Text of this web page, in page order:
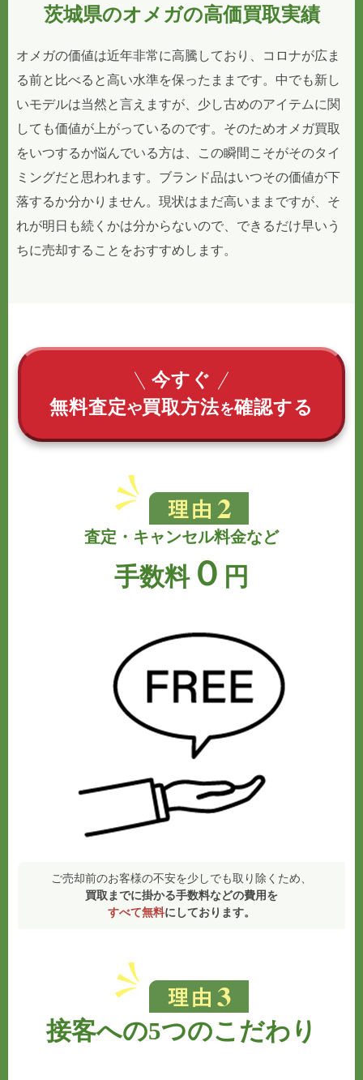
茨城県のオメガの高価買取実績
オメガの価値は近年非常に高騰しており、コロナが広ま
る前と比べると高い水準を保ったままです。中でも新し
いモデルは当然と言えますが、少し古めのアイテムに関
しても価値が上がっているのです。そのためオメガ買取
をいつするか悩んでいる方は、この瞬間こそがそのタイ
ミングだと思われます。ブランド品はいつその価値が下
落するか分かりません。現状はまだ高いままですが、そ
れが明日も続くかは分からないので、できるだけ早いう
ちに売却することをおすすめします。
今すぐ
無料査定や買取方法を確認する
査定・キャンセル料金など
手数料０ 円
ご売却前のお客様の不安を少しでも取り除くため、
買取までに掛かる手数料などの費用を
すべて無料にしております。
接客への5つのこだわり